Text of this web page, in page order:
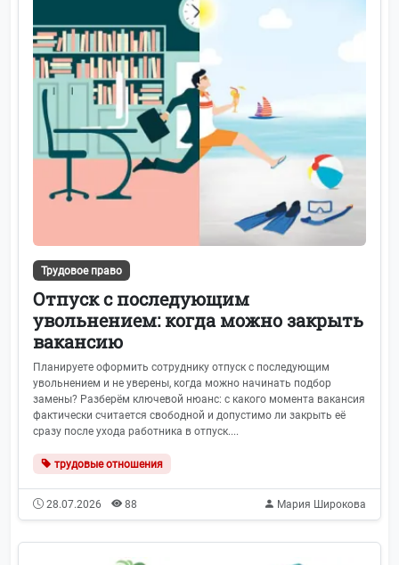
Трудовое право
Отпуск с последующим
увольнением: когда можно закрыть
вакансию
Планируете оформить сотруднику отпуск с последующим
увольнением и не уверены, когда можно начинать подбор
замены? Разберём ключевой нюанс: с какого момента вакансия
фактически считается свободной и допустимо ли закрыть её
сразу после ухода работника в отпуск....
трудовые отношения
28.07.2026 88 Мария Широкова